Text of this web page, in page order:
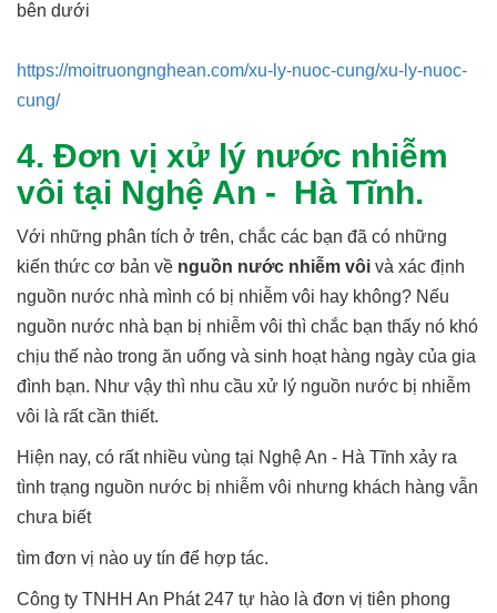
bên dưới
https://moitruongnghean.com/xu-ly-nuoc-cung/xu-ly-nuoc-
cung/
4. Đơn vị xử lý nước nhiễm
vôi tại Nghệ An - Hà Tĩnh.
Với những phân tích ở trên, chắc các bạn đã có những
kiến thức cơ bản về nguồn nước nhiễm vôi và xác định
nguồn nước nhà mình có bị nhiễm vôi hay không? Nếu
nguồn nước nhà bạn bị nhiễm vôi thì chắc bạn thấy nó khó
chịu thế nào trong ăn uống và sinh hoạt hàng ngày của gia
đình bạn. Như vậy thì nhu cầu xử lý nguồn nước bị nhiễm
vôi là rất cần thiết.
Hiện nay, có rất nhiều vùng tại Nghệ An - Hà Tĩnh xảy ra
tình trạng nguồn nước bị nhiễm vôi nhưng khách hàng vẫn
chưa biết
tìm đơn vị nào uy tín để hợp tác.
Công ty TNHH An Phát 247 tự hào là đơn vị tiên phong